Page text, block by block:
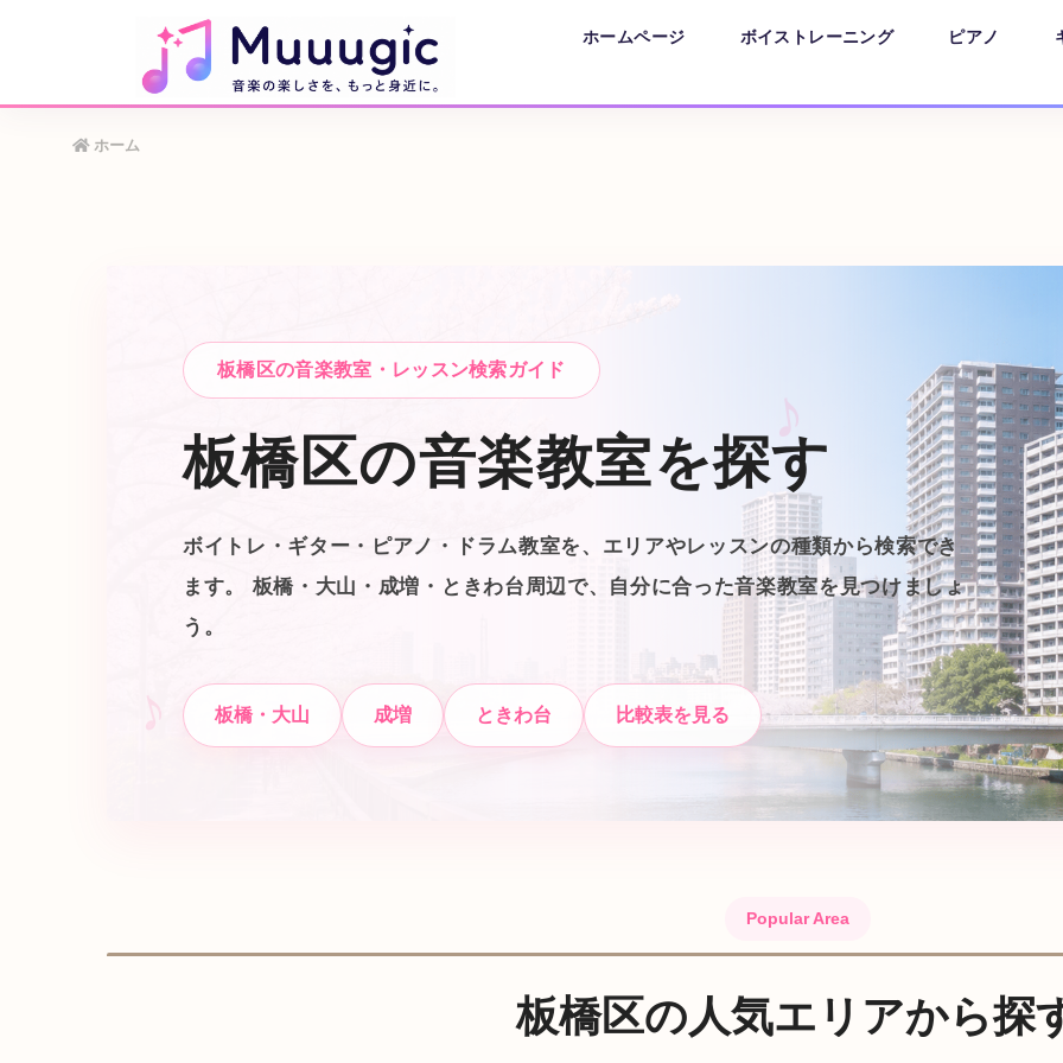
ホームページ ボイストレーニング ピアノ
ホーム
板橋区の音楽教室・レッスン検索ガイド
板橋区の音楽教室を探す
ボイトレ・ギター・ピアノ・ドラム教室を、エリアやレッスンの種類から検索でき
ます。 板橋・大山・成増・ときわ台周辺で、自分に合った音楽教室を見つけましょ
う。
板橋・大山 成増 ときわ台 比較表を見る
Popular Area
板橋区の人気エリアから探